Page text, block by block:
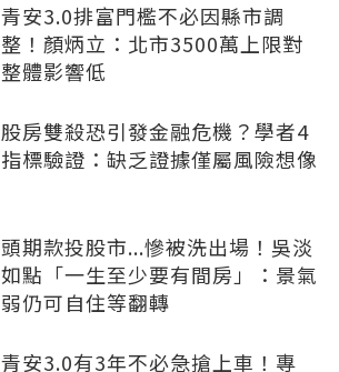
青安3.0排富門檻不必因縣市調
整！顏炳立：北市3500萬上限對
整體影響低
股房雙殺恐引發金融危機？學者4
指標驗證：缺乏證據僅屬風險想像
頭期款投股市...慘被洗出場！吳淡
如點「一生至少要有間房」：景氣
弱仍可自住等翻轉
青安3.0有3年不必急搶上車！專